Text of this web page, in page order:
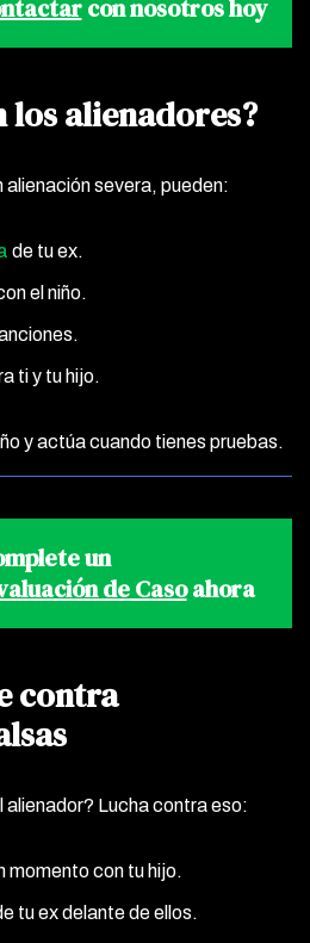
con nosotros hoy
los alienadores?
severa, pueden:
de tu ex.
el niño.
ti y tu hijo.
y actúa cuando tienes pruebas.
un
de Casoahora
contra
alienador? Lucha contra eso:
momento con tu hijo.
tu ex delante de ellos.